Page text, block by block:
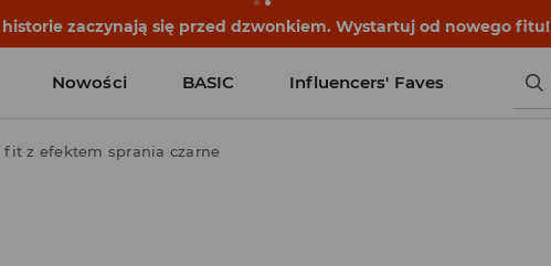
zaczynają się przed dzwonkiem. Wystartuj od nowego fitu!
Nowości BASIC Influencers' Faves
z efektem sprania czarne